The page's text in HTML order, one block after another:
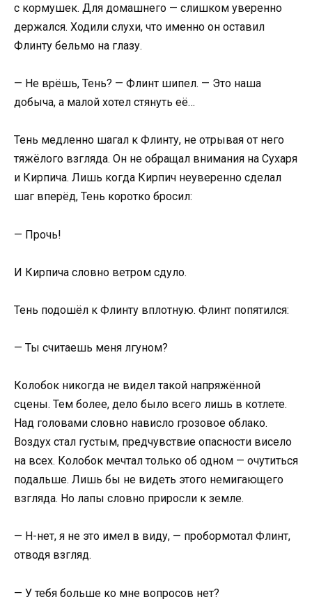
с кормушек. Для домашнего — слишком уверенно
держался. Ходили слухи, что именно он оставил
Флинту бельмо на глазу.
— Не врёшь, Тень? — Флинт шипел. — Это наша
добыча, а малой хотел стянуть её…
Тень медленно шагал к Флинту, не отрывая от него
тяжёлого взгляда. Он не обращал внимания на Сухаря
и Кирпича. Лишь когда Кирпич неуверенно сделал
шаг вперёд, Тень коротко бросил:
— Прочь!
И Кирпича словно ветром сдуло.
Тень подошёл к Флинту вплотную. Флинт попятился:
— Ты считаешь меня лгуном?
Колобок никогда не видел такой напряжённой
сцены. Тем более, дело было всего лишь в котлете.
Над головами словно нависло грозовое облако.
Воздух стал густым, предчувствие опасности висело
на всех. Колобок мечтал только об одном — очутиться
подальше. Лишь бы не видеть этого немигающего
взгляда. Но лапы словно приросли к земле.
— Н-нет, я не это имел в виду, — пробормотал Флинт,
отводя взгляд.
— У тебя больше ко мне вопросов нет?